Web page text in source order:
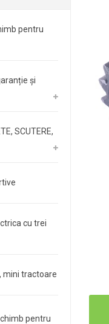
pentru
și
SCUTERE,
cu trei
mini tractoare
pentru